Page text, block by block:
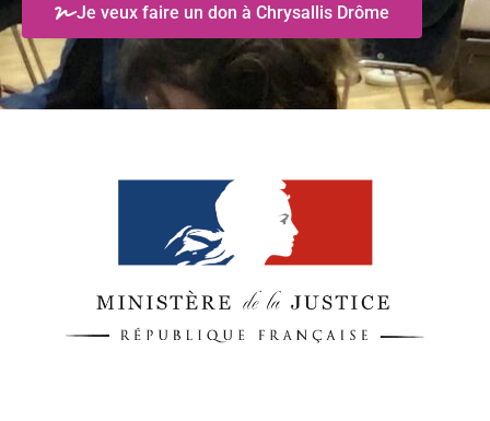
Je veux faire un don à Chrysallis Drôme